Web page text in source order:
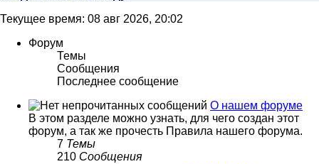
Текущее время: 08 авг 2026, 20:02
Форум
Темы
Сообщения
Последнее сообщение
О нашем форуме
В этом разделе можно узнать, для чего создан этот
форум, а так же прочесть Правила нашего форума.
7 Темы
210 Сообщения